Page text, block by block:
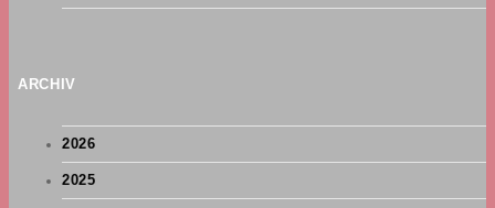
ARCHIV
2026
2025